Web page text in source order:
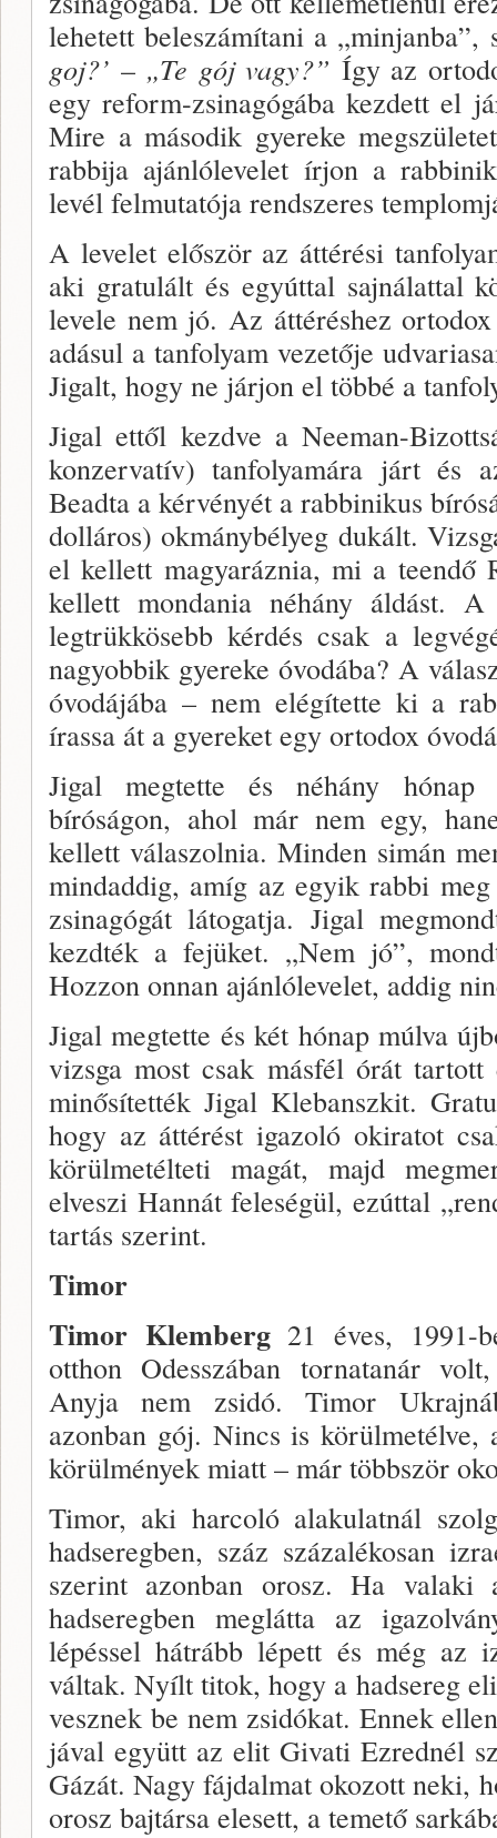
lehetett beleszámítani a
goj?’ – „Te gój vagy?” Így az
egy reform-zsina­gógába kezdett el
Mire a második gyereke
rab­bija ajánlólevelet írjon a
levél felmutatója rendszeres
A levelet először az áttérési
aki gratulált és egyúttal sajnálattal
levele nem jó. Az áttérés­hez
adásul a tanfolyam vezetője
Jigalt, hogy ne járjon el többé a
Jigal ettől kezdve a Neeman-
konzervatív) tanfolyamára járt és
Beadta a kérvényét a rab­binikus
dolláros) okmánybélyeg dukált.
el kellett magyaráznia, mi a teendő
kellett monda­nia néhány áldást.
legtrükkösebb kérdés csak a
nagyobbik gyereke óvodába? A
óvodájába – nem elégítette ki a
írassa át a gyereket egy orto­dox
Jigal megtette és néhány
bíróságon, ahol már nem egy,
kellett válaszolnia. Minden si­mán
mindaddig, amíg az egyik rabbi
zsinagógát látogatja. Jigal
kezdték a fejüket. „Nem jó”,
Hozzon onnan ajánlólevelet, addig
Jigal megtette és két hónap múlva
vizsga most csak másfél órát
minősítették Jigal Klebanszkit.
hogy az áttérést igazoló okiratot
körülmetélteti magát, majd
elveszi Hannát feleségül, ezúttal
tartás szerint.
Timor
Timor Klemberg 21 éves, 1991-
otthon Odesszá­ban tornatanár
Anyja nem zsidó. Timor
azonban gój. Nincs is körülmetélve,
körülmények miatt – már többször
Timor, aki harcoló alakulatnál
hadseregben, száz százalékosan
szerint azonban orosz. Ha
hadseregben meglátta az
lépéssel hátrább lépett és még az
váltak. Nyílt titok, hogy a hadsereg
vesznek be nem zsidókat. Ennek
jával együtt az elit Givati Ezrednél
Gázát. Nagy fájdalmat okozott neki,
orosz bajtársa elesett, a temető